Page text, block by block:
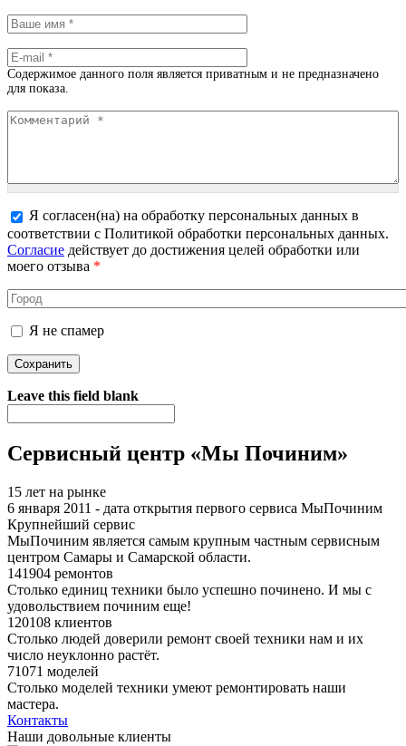
Ваше имя
E-mail*
Содержимое данного поля является приватным и не предназначено
для показа.
Комментарий*
Более подробная информация о текстовых форматах
Я согласен(на) на обработку персональных данных в
соответствии с Политикой обработки персональных данных.
Согласие действует до достижения целей обработки или
моего отзыва *
Город
Я не спамер
Я спамер
Leave this field blank
Сервисный центр «Мы Починим»
15 лет на рынке
6 января 2011 - дата открытия первого сервиса МыПочиним
Крупнейший сервис
МыПочиним является самым крупным частным сервисным
центром Самары и Самарской области.
141904 ремонтов
Столько единиц техники было успешно починено. И мы с
удовольствием починим еще!
120108 клиентов
Столько людей доверили ремонт своей техники нам и их
число неуклонно растёт.
71071 моделей
Столько моделей техники умеют ремонтировать наши
мастера.
Контакты
Наши довольные клиенты